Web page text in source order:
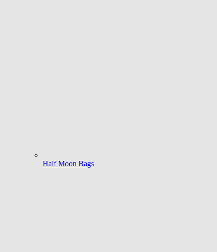
Half Moon Bags